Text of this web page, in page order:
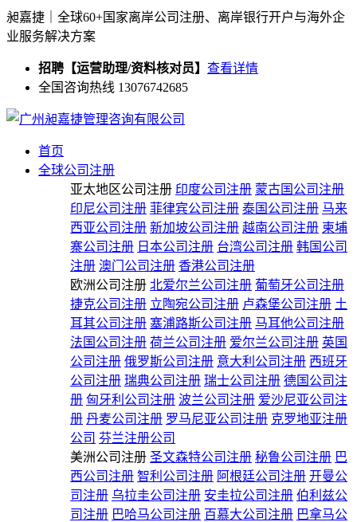
昶嘉捷｜全球60+国家离岸公司注册、离岸银行开户与海外企
业服务解决方案
招聘【运营助理/资料核对员】 查看详情
全国咨询热线 13076742685
首页
全球公司注册
亚太地区公司注册 印度公司注册 蒙古国公司注册
印尼公司注册 菲律宾公司注册 泰国公司注册 马来
西亚公司注册 新加坡公司注册 越南公司注册 柬埔
寨公司注册 日本公司注册 台湾公司注册 韩国公司
注册 澳门公司注册 香港公司注册
欧洲公司注册 北爱尔兰公司注册 葡萄牙公司注册
捷克公司注册 立陶宛公司注册 卢森堡公司注册 土
耳其公司注册 塞浦路斯公司注册 马耳他公司注册
法国公司注册 荷兰公司注册 爱尔兰公司注册 英国
公司注册 俄罗斯公司注册 意大利公司注册 西班牙
公司注册 瑞典公司注册 瑞士公司注册 德国公司注
册 匈牙利公司注册 波兰公司注册 爱沙尼亚公司注
册 丹麦公司注册 罗马尼亚公司注册 克罗地亚注册
公司 芬兰注册公司
美洲公司注册 圣文森特公司注册 秘鲁公司注册 巴
西公司注册 智利公司注册 阿根廷公司注册 开曼公
司注册 乌拉圭公司注册 安圭拉公司注册 伯利兹公
司注册 巴哈马公司注册 百慕大公司注册 巴拿马公